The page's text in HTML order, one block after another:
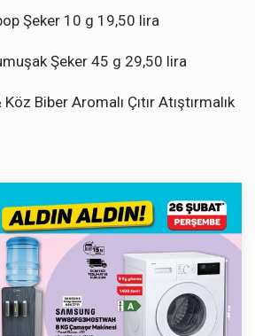
Şeker 10 g 19,50 lira
Şeker 45 g 29,50 lira
Biber Aromalı Çıtır Atıştırmalık